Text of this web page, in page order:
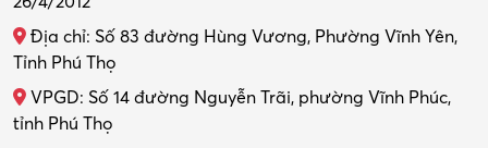
Thiết kế nội thất
Thợ máy – Ô tô – Xe máy
Thực tập
Địa chỉ: Số 83 đường Hùng Vương, Phường Vĩnh Yên,
Tỉnh Phú Thọ
VPGD: Số 14 đường Nguyễn Trãi, phường Vĩnh Phúc,
tỉnh Phú Thọ